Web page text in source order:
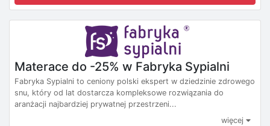
Materace do -25% w Fabryka Sypialni
Fabryka Sypialni to ceniony polski ekspert w dziedzinie zdrowego
snu, który od lat dostarcza kompleksowe rozwiązania do
aranżacji najbardziej prywatnej przestrzeni...
więcej